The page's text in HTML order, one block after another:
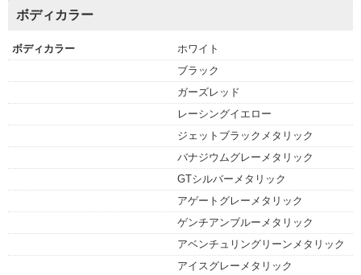
ボディカラー
ボディカラー
ホワイト
ブラック
ガーズレッド
レーシングイエロー
ジェットブラックメタリック
バナジウムグレーメタリック
GTシルバーメタリック
アゲートグレーメタリック
ゲンチアンブルーメタリック
アベンチュリングリーンメタリック
アイスグレーメタリック